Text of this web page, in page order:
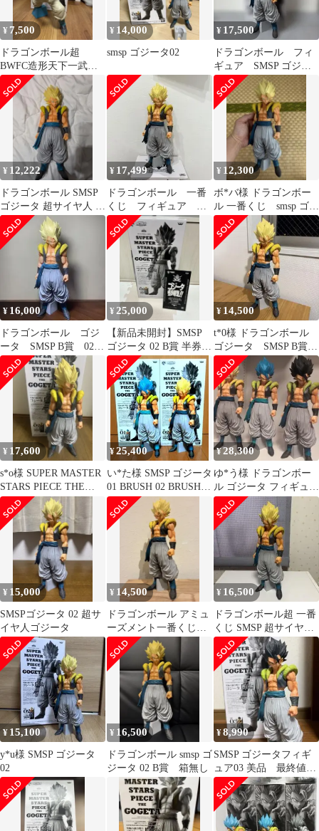
¥ 7,500
ドラゴンボール超
BWFC造形天下一武道
会3SMSPTHEGOGETA
ゴジータ02
¥ 14,000
smsp ゴジータ02
¥ 17,500
ドラゴンボール フィ
ギュア SMSP ゴジー
タ 02 B賞 超サイヤ
人
¥ 12,222
ドラゴンボール SMSP
ゴジータ 超サイヤ人 02
B賞
¥ 17,499
ドラゴンボール 一番
くじ フィギュア ゴ
ジータ
¥ 12,300
ボ*バ様 ドラゴンボー
ル 一番くじ smsp ゴジ
ータ02 B賞 箱なし
正規品
¥ 16,000
ドラゴンボール ゴジ
ータ SMSP B賞 02
一番くじ フィギュア
¥ 25,000
【新品未開封】SMSP
ゴジータ 02 B賞 半券付
き
¥ 14,500
t*0様 ドラゴンボール
ゴジータ SMSP B賞
02 一番くじ フィギュ
ア
¥ 17,600
s*o様 SUPER MASTER
STARS PIECE THE
GOGETA
¥25,400
い*た様 SMSP ゴジータ
01 BRUSH 02 BRUSH II
セット
¥28,300
ゆ*う様 ドラゴンボー
ル ゴジータ フィギュア
3体セット smsp 01、
02
¥ 15,000
SMSPゴジータ 02 超サ
イヤ人ゴジータ
¥ 14,500
ドラゴンボール アミュ
ーズメント一番くじ
SMSP ゴジータ 02 B賞
¥ 16,500
ドラゴンボール超 一番
くじ SMSP 超サイヤ人
ゴジータ 02 B賞
¥ 15,100
y*u様 SMSP ゴジータ
02
¥ 16,500
ドラゴンボール smsp ゴ
ジータ 02 B賞 箱無し
¥8,990
SMSP ゴジータフィギ
ュア03 美品 最終値下
げ